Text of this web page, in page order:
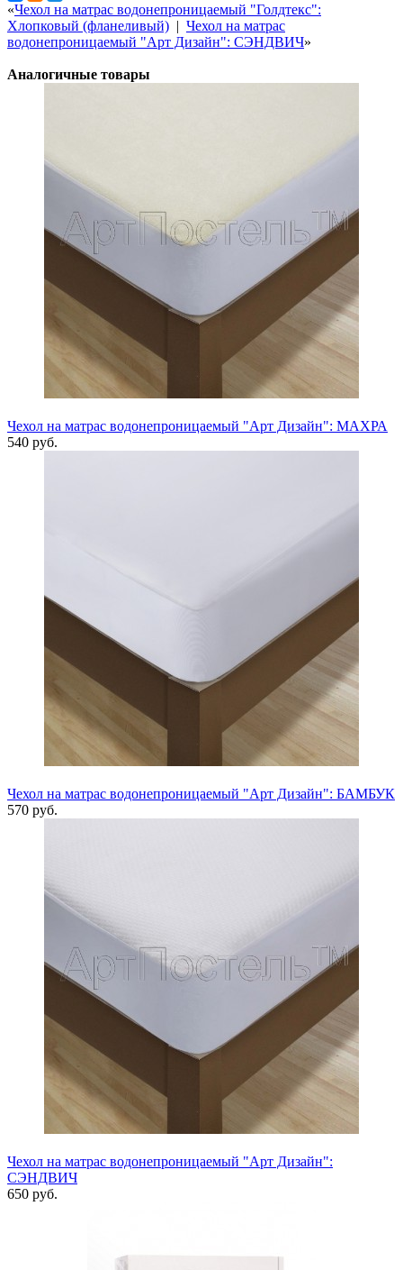
«Чехол на матрас водонепроницаемый "Голдтекс":
Хлопковый (фланеливый) | Чехол на матрас
водонепроницаемый "Арт Дизайн": СЭНДВИЧ»
Аналогичные товары
Чехол на матрас водонепроницаемый "Арт Дизайн": МАХРА
540 руб.
Чехол на матрас водонепроницаемый "Арт Дизайн": БАМБУК
570 руб.
Чехол на матрас водонепроницаемый "Арт Дизайн":
СЭНДВИЧ
650 руб.